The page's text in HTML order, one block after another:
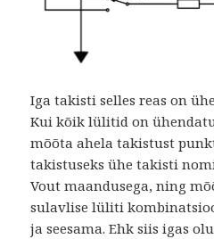
Iga takisti selles reas on
Kui kõik lülitid on
mõõta ahela takistust
takistuseks ühe takisti
Vout maandusega, ning
sulavlise lüliti
ja seesama. Ehk siis igas